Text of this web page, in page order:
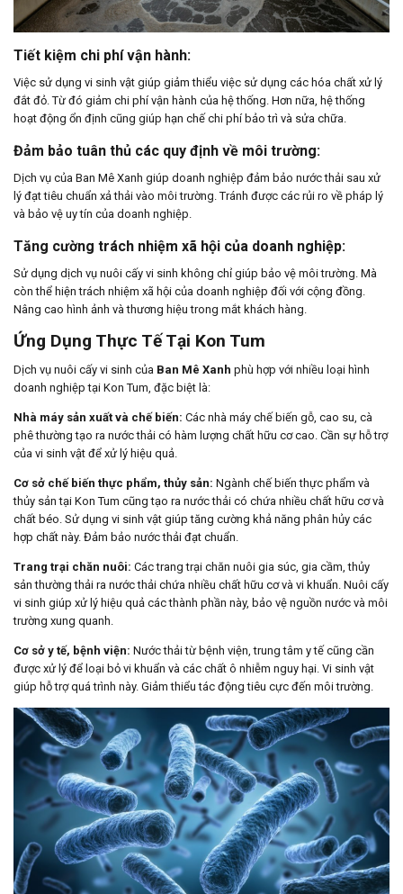
Tiết kiệm chi phí vận hành:
Việc sử dụng vi sinh vật giúp giảm thiểu việc sử dụng các hóa chất xử lý
đắt đỏ. Từ đó giảm chi phí vận hành của hệ thống. Hơn nữa, hệ thống
hoạt động ổn định cũng giúp hạn chế chi phí bảo trì và sửa chữa.
Đảm bảo tuân thủ các quy định về môi trường:
Dịch vụ của Ban Mê Xanh giúp doanh nghiệp đảm bảo nước thải sau xử
lý đạt tiêu chuẩn xả thải vào môi trường. Tránh được các rủi ro về pháp lý
và bảo vệ uy tín của doanh nghiệp.
Tăng cường trách nhiệm xã hội của doanh nghiệp:
Sử dụng dịch vụ nuôi cấy vi sinh không chỉ giúp bảo vệ môi trường. Mà
còn thể hiện trách nhiệm xã hội của doanh nghiệp đối với cộng đồng.
Nâng cao hình ảnh và thương hiệu trong mắt khách hàng.
Ứng Dụng Thực Tế Tại Kon Tum
Dịch vụ nuôi cấy vi sinh của Ban Mê Xanh phù hợp với nhiều loại hình
doanh nghiệp tại Kon Tum, đặc biệt là:
Nhà máy sản xuất và chế biến: Các nhà máy chế biến gỗ, cao su, cà
phê thường tạo ra nước thải có hàm lượng chất hữu cơ cao. Cần sự hỗ trợ
của vi sinh vật để xử lý hiệu quả.
Cơ sở chế biến thực phẩm, thủy sản: Ngành chế biến thực phẩm và
thủy sản tại Kon Tum cũng tạo ra nước thải có chứa nhiều chất hữu cơ và
chất béo. Sử dụng vi sinh vật giúp tăng cường khả năng phân hủy các
hợp chất này. Đảm bảo nước thải đạt chuẩn.
Trang trại chăn nuôi: Các trang trại chăn nuôi gia súc, gia cầm, thủy
sản thường thải ra nước thải chứa nhiều chất hữu cơ và vi khuẩn. Nuôi cấy
vi sinh giúp xử lý hiệu quả các thành phần này, bảo vệ nguồn nước và môi
trường xung quanh.
Cơ sở y tế, bệnh viện: Nước thải từ bệnh viện, trung tâm y tế cũng cần
được xử lý để loại bỏ vi khuẩn và các chất ô nhiễm nguy hại. Vi sinh vật
giúp hỗ trợ quá trình này. Giảm thiểu tác động tiêu cực đến môi trường.